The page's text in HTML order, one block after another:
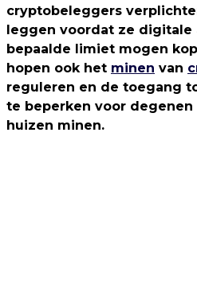
cryptobeleggers
leggen voordat ze digitale
bepaalde limiet mogen
hopen ook het minen van
reguleren en de toegang
te beperken voor
huizen minen.